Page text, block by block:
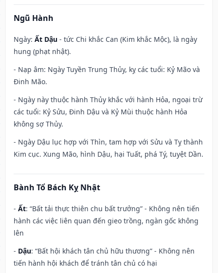
Ngũ Hành
Ngày: Ất Dậu - tức Chi khắc Can (Kim khắc Mộc), là ngày
hung (phạt nhật).
- Nạp âm: Ngày Tuyền Trung Thủy, kỵ các tuổi: Kỷ Mão và
Đinh Mão.
- Ngày này thuộc hành Thủy khắc với hành Hỏa, ngoại trừ
các tuổi: Kỷ Sửu, Đinh Dậu và Kỷ Mùi thuộc hành Hỏa
không sợ Thủy.
- Ngày Dậu lục hợp với Thìn, tam hợp với Sửu và Tỵ thành
Kim cục. Xung Mão, hình Dậu, hại Tuất, phá Tý, tuyệt Dần.
Bành Tổ Bách Kỵ Nhật
- Ất: “Bất tải thực thiên chu bất trưởng” - Không nên tiến
hành các việc liên quan đến gieo trồng, ngàn gốc không
lên
- Dậu: “Bất hội khách tân chủ hữu thương” - Không nên
tiến hành hội khách để tránh tân chủ có hại